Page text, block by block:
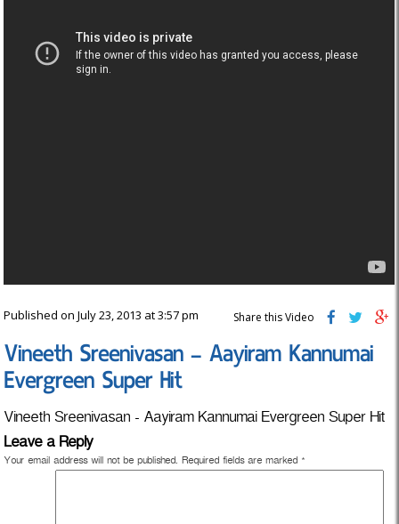
Published on July 23, 2013 at 3:57 pm Share this Video
Vineeth Sreenivasan – Aayiram Kannumai
Evergreen Super Hit
Vineeth Sreenivasan - Aayiram Kannumai Evergreen Super Hit
Leave a Reply
Your email address will not be published. Required fields are marked *